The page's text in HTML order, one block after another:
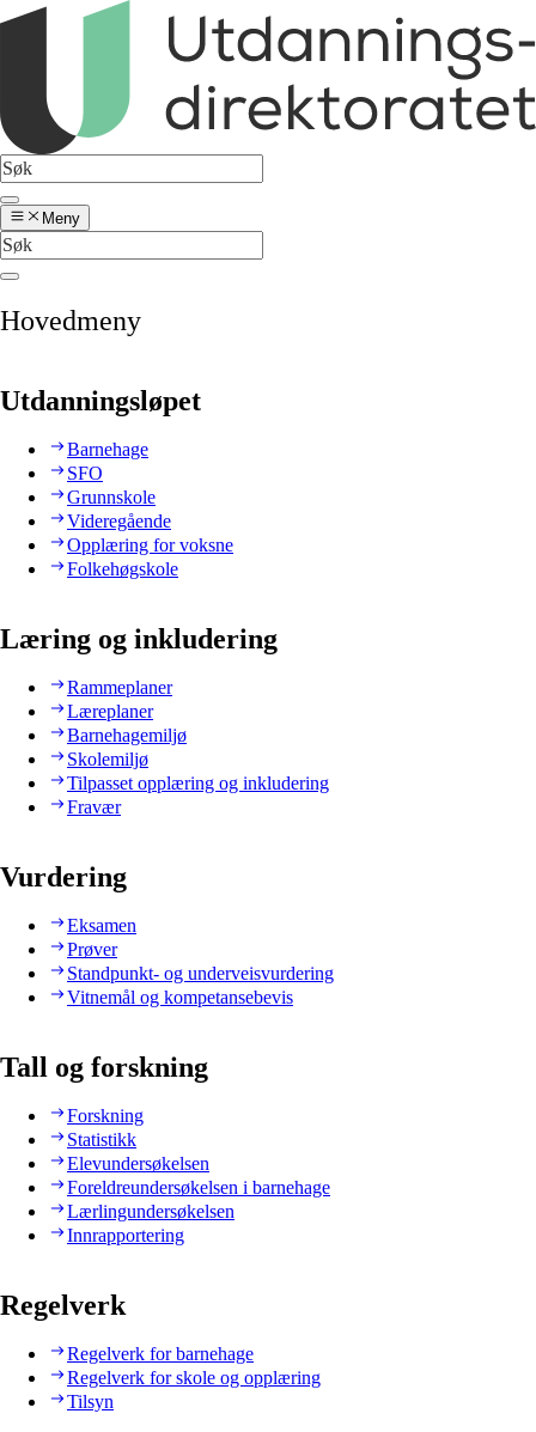
Meny
Hovedmeny
Utdanningsløpet
Barnehage
SFO
Grunnskole
Videregående
Opplæring for voksne
Folkehøgskole
Læring og inkludering
Rammeplaner
Læreplaner
Barnehagemiljø
Skolemiljø
Tilpasset opplæring og inkludering
Fravær
Vurdering
Eksamen
Prøver
Standpunkt- og underveisvurdering
Vitnemål og kompetansebevis
Tall og forskning
Forskning
Statistikk
Elevundersøkelsen
Foreldreundersøkelsen i barnehage
Lærlingundersøkelsen
Innrapportering
Regelverk
Regelverk for barnehage
Regelverk for skole og opplæring
Tilsyn